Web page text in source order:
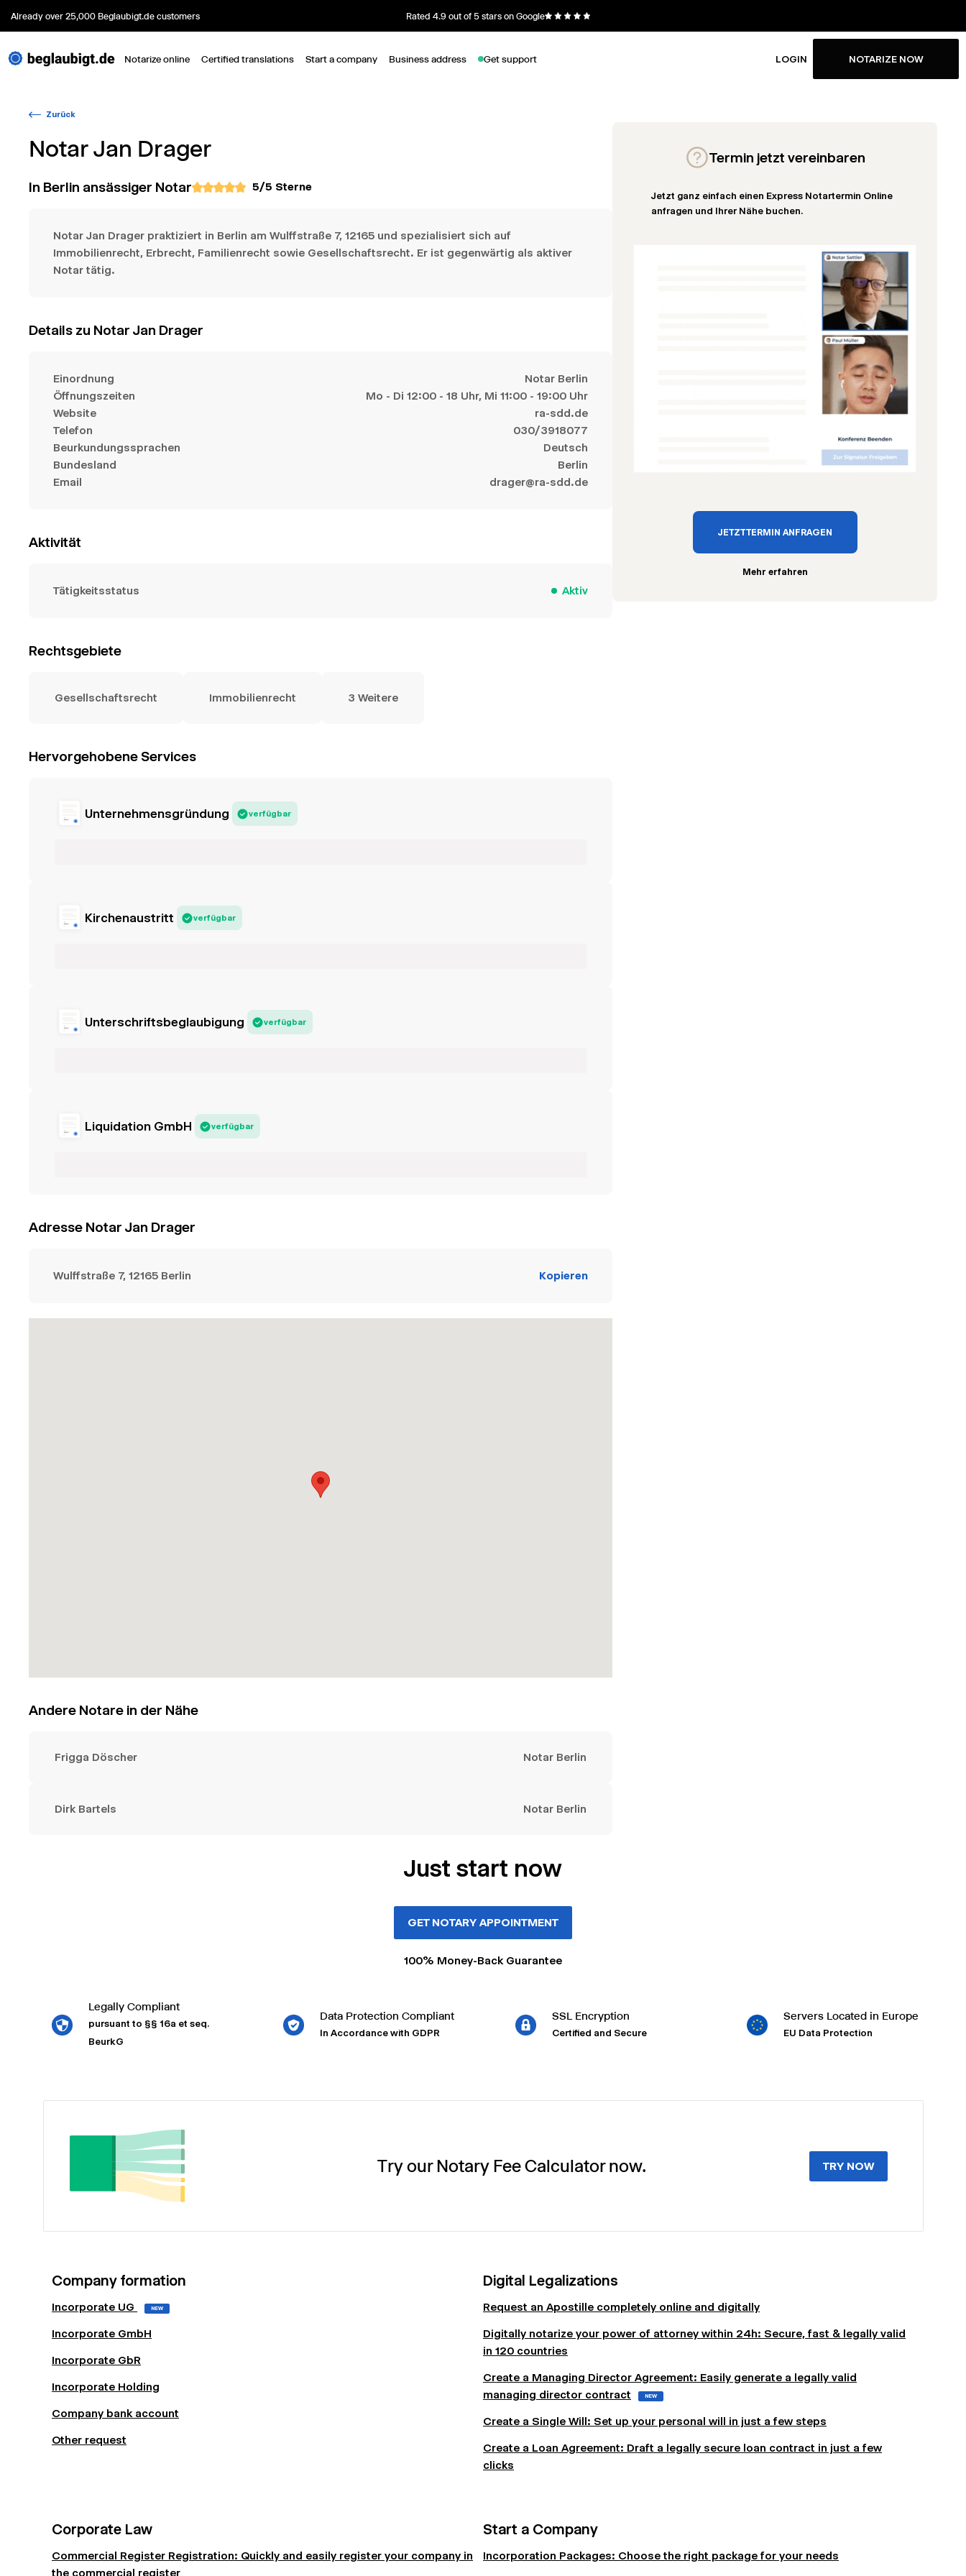
Already over 25,000 Beglaubigt.de customers Rated 4.9 out of 5 stars on Google
Notarize online Certified translations Start a company Business address Get support LOGIN NOTARIZE NOW
Zurück
NotarJan Drager
In Berlin ansässiger Notar 5/5 Sterne
Notar Jan Drager praktiziert in Berlin am Wulffstraße 7, 12165 und spezialisiert sich auf
Immobilienrecht, Erbrecht, Familienrecht sowie Gesellschaftsrecht. Er ist gegenwärtig als aktiver
Notar tätig.
Details zu Notar Jan Drager
Einordnung
Notar Berlin
Öffnungszeiten
Mo - Di 12:00 - 18 Uhr, Mi 11:00 - 19:00 Uhr
Website
ra-sdd.de
Telefon
030/3918077
Beurkundungssprachen
Deutsch
Bundesland
Berlin
Email
drager@ra-sdd.de
Aktivität
Tätigkeitsstatus Aktiv
Rechtsgebiete
Gesellschaftsrecht Immobilienrecht 3 Weitere
Hervorgehobene Services
Unternehmensgründung verfügbar
Kirchenaustritt verfügbar
Unterschriftsbeglaubigung verfügbar
Liquidation GmbH verfügbar
Adresse Notar Jan Drager
Wulffstraße 7, 12165 Berlin Kopieren
Andere Notare in der Nähe
Frigga Döscher Notar Berlin
Dirk Bartels Notar Berlin
Termin jetzt vereinbaren
Jetzt ganz einfach einen Express Notartermin Online
anfragen und Ihrer Nähe buchen.
JETZT TERMIN ANFRAGEN
Mehr erfahren
Just start now
GET NOTARY APPOINTMENT
100% Money-Back Guarantee
Legally Compliant
pursuant to §§ 16a et seq.
BeurkG
Data Protection Compliant
In Accordance with GDPR
SSL Encryption
Certified and Secure
Servers Located in Europe
EU Data Protection
Try our Notary Fee Calculator now. TRY NOW
Company formation
Incorporate UG NEW
Incorporate GmbH
Incorporate GbR
Incorporate Holding
Company bank account
Other request
Digital Legalizations
Request an Apostille completely online and digitally
Digitally notarize your power of attorney within 24h: Secure, fast & legally valid
in 120 countries
Create a Managing Director Agreement: Easily generate a legally valid
managing director contract
NEW
Create a Single Will: Set up your personal will in just a few steps
Create a Loan Agreement: Draft a legally secure loan contract in just a few
clicks
Corporate Law
Commercial Register Registration: Quickly and easily register your company in
the commercial register
Start a Company
Incorporation Packages: Choose the right package for your needs